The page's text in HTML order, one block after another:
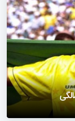
جنجالی شد
صدا و سیما